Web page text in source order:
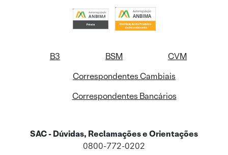
B3 BSM
CVM
Correspondentes Cambiais
Correspondentes Bancários
SAC - Dúvidas, Reclamações e Orientações
0800-772-0202